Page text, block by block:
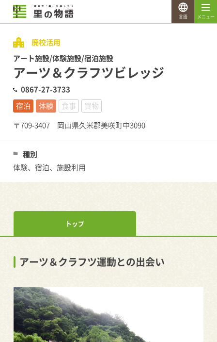
廃校活用
アート施設/体験施設/宿泊施設
アーツ＆クラフツビレッジ
0867-27-3733
宿泊
体験 食事
買物
〒709-3407 岡山県久米郡美咲町中3090
種別
体験、宿泊、施設利用
トップ
アーツ＆クラフツ運動との出会い
メニュー
言語